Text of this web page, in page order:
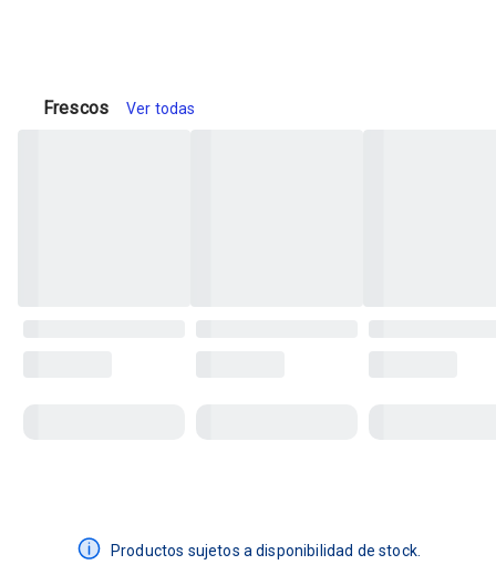
Frescos Ver todas
Productos sujetos a disponibilidad de stock.